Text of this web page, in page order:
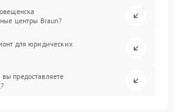
центры Braun?
для юридических
предоставляете